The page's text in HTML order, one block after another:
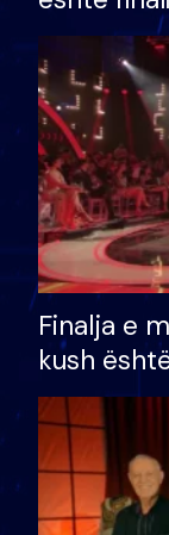
Finalja e
kush
shtëpinë
të fituar